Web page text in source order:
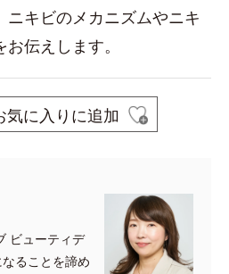
ニキビのメカニズムやニキ
伝えします。
気に入りに追加
ビューティデ
ることを諦め